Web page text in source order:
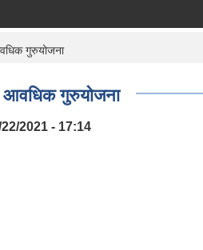
गुरुयोजना
आवधिक गुरुयोजना
2021 - 17:14